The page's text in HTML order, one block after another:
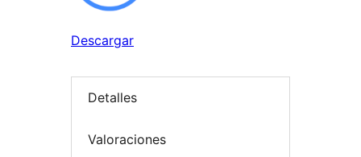
Descargar
Detalles
Valoraciones